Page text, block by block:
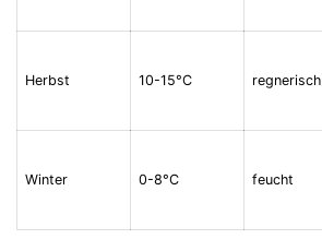
Herbst 10-15°C regnerisch
Winter 0-8°C feucht